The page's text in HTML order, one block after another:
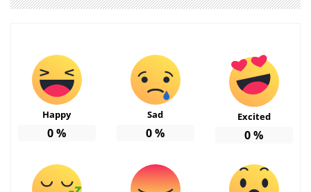
Happy
0%
Sad
0%
Excited
0%